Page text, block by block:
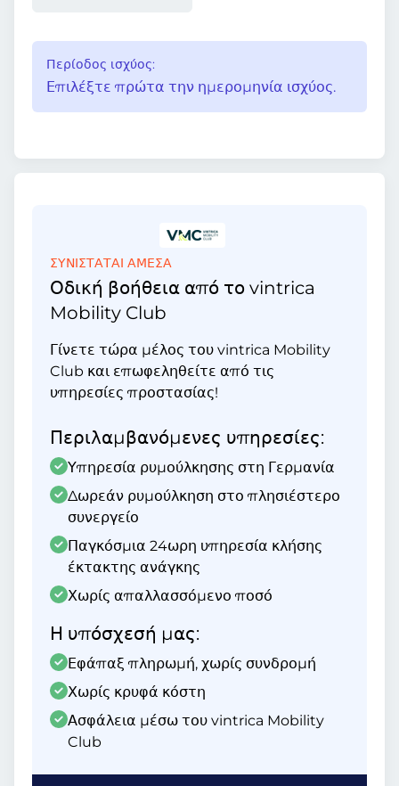
Περίοδος ισχύος:
Επιλέξτε πρώτα την ημερομηνία ισχύος.
ΣΥΝΙΣΤΑΤΑΙ ΑΜΕΣΑ
Οδική βοήθεια από το vintrica
Mobility Club
Γίνετε τώρα μέλος του vintrica Mobility
Club και επωφεληθείτε από τις
υπηρεσίες προστασίας!
Περιλαμβανόμενες υπηρεσίες:
Υπηρεσία ρυμούλκησης στη Γερμανία
Δωρεάν ρυμούλκηση στο πλησιέστερο
συνεργείο
Παγκόσμια 24ωρη υπηρεσία κλήσης
έκτακτης ανάγκης
Χωρίς απαλλασσόμενο ποσό
Η υπόσχεσή μας:
Εφάπαξ πληρωμή, χωρίς συνδρομή
Χωρίς κρυφά κόστη
Ασφάλεια μέσω του vintrica Mobility
Club